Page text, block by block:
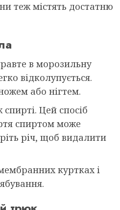
теж містять достатню
в морозильну
відколупується.
або нігтем.
Цей спосіб
спиртом може
річ, щоб видалити
куртках і